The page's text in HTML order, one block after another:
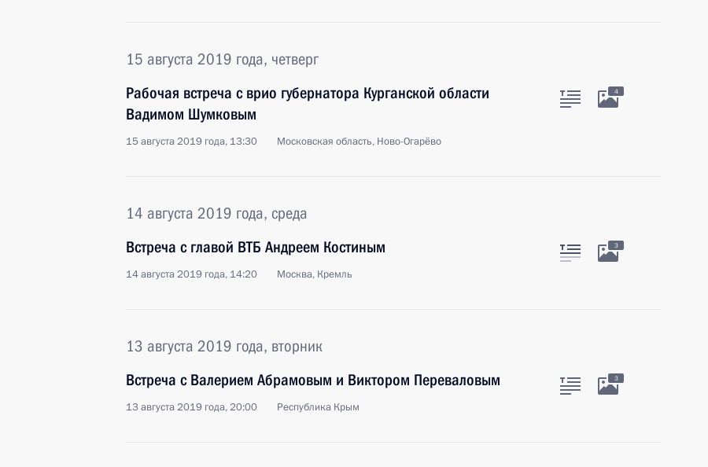
15 августа 2019 года, четверг
Рабочая встреча с врио губернатора Курганской области
Вадимом Шумковым
15 августа 2019 года, 13:30 Московская область, Ново-Огарёво
4
14 августа 2019 года, среда
Встреча с главой ВТБ Андреем Костиным
14 августа 2019 года, 14:20 Москва, Кремль
3
13 августа 2019 года, вторник
Встреча с Валерием Абрамовым и Виктором Переваловым
13 августа 2019 года, 20:00 Республика Крым
3